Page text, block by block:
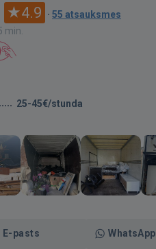
4.9 · 55 atsauksmes
min.
25-45€/stunda
E-pasts WhatsApp